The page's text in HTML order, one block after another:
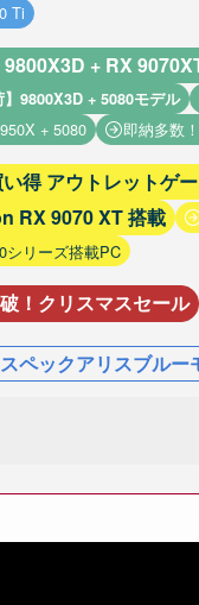
Ti
+ RX
】9800X3D + 5080モデル
+ 5080 即納多数
得 アウトレットゲ
RX 9070 XT 搭載
シリーズ搭載PC
！クリスマスセール
ペックアリスブルー